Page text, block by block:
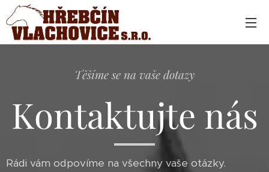
Těšíme se na vaše dotazy
Kontaktujte nás
Rádi vám odpovíme na všechny vaše otázky.